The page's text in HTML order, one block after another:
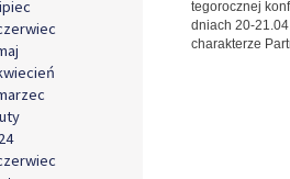
tegorocznej
dniach 20-
charakterze